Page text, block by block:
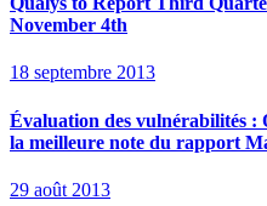
November 4th
18 septembre 2013
Évaluation des vulnérabilités :
la meilleure note du rapport
29 août 2013